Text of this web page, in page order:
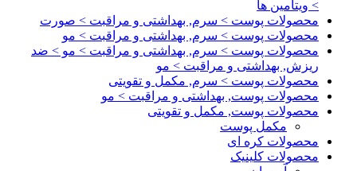
> ویتامین ها
محصولات پوست > سرم, بهداشتی و مراقبت > صورت
محصولات پوست > سرم, بهداشتی و مراقبت > مو
محصولات پوست > سرم, بهداشتی و مراقبت > مو > ضد
ریزش, بهداشتی و مراقبت > مو
محصولات پوست > سرم, مکمل و تقویتی
محصولات پوست, بهداشتی و مراقبت > مو
محصولات پوست, مکمل و تقویتی
مکمل پوست
محصولات کره ای
محصولات کلینیک